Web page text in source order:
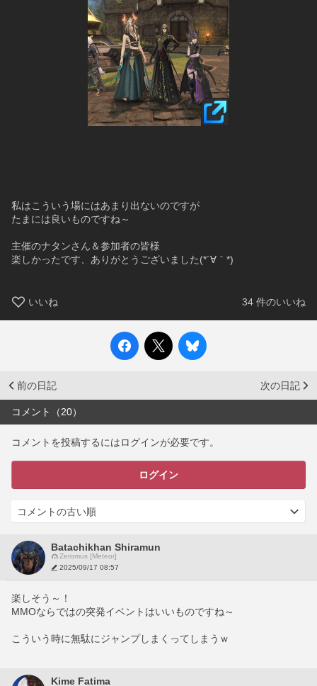
私はこういう場にはあまり出ないのですが
たまには良いものですね～
主催のナタンさん＆参加者の皆様
楽しかったです、ありがとうございました(*´∀｀*)
いいね 34 件のいいね
前の日記 次の日記
コメント（20）
コメントを投稿するにはログインが必要です。
ログイン
Batachikhan Shiramun
Zeromus [Meteor]
2025/09/17 08:57
楽しそう～！
MMOならではの突発イベントはいいものですね～
こういう時に無駄にジャンプしまくってしまうｗ
Kime Fatima